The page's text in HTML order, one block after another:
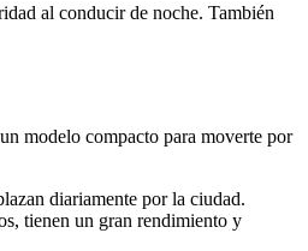
al conducir de noche. También
modelo compacto para moverte por
diariamente por la ciudad.
tienen un gran rendimiento y